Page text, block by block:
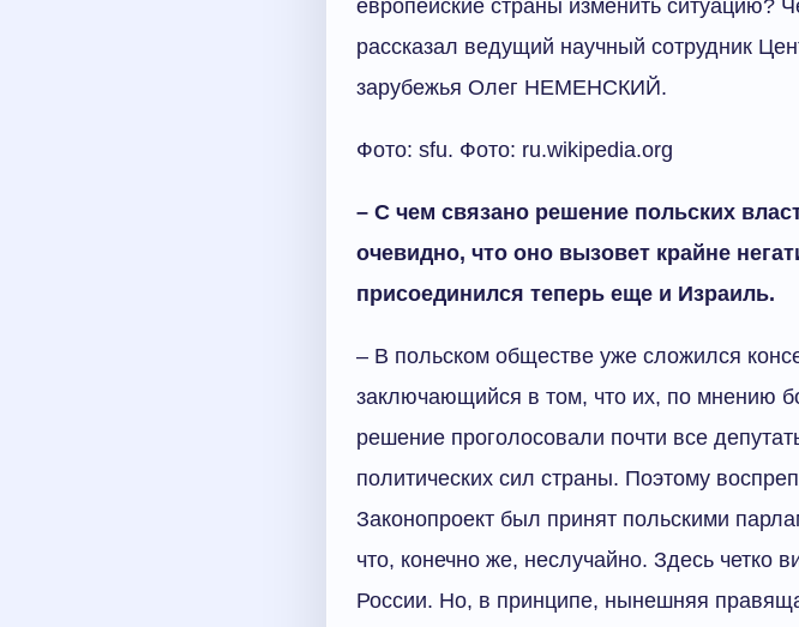
европейские страны изменить ситуацию?
рассказал ведущий научный сотрудник
зарубежья Олег НЕМЕНСКИЙ.
Фото: sfu. Фото: ru.wikipedia.org
– С чем связано решение польских
очевидно, что оно вызовет крайне
присоединился теперь еще и Израиль.
– В польском обществе уже сложился
заключающийся в том, что их, по мнению
решение проголосовали почти все
политических сил страны. Поэтому
Законопроект был принят польскими
что, конечно же, неслучайно. Здесь четко
России. Но, в принципе, нынешняя